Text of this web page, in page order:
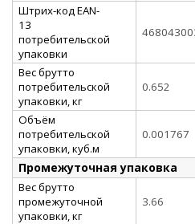
Штрих-код EAN-
13
потребительской
упаковки
Вес брутто
потребительской
упаковки, кг
0.652
Объём
потребительской
упаковки, куб.м
0.001767
Промежуточная упаковка
Вес брутто
промежуточной
упаковки, кг
3.66